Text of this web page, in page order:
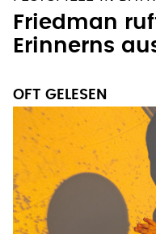
Friedman
Erinnerns
OFT GELESEN